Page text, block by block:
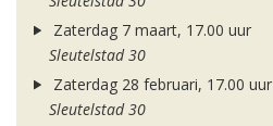
Zaterdag 7 maart, 17.00 uur
Sleutelstad 30
Zaterdag 28 februari, 17.00 uur
Sleutelstad 30